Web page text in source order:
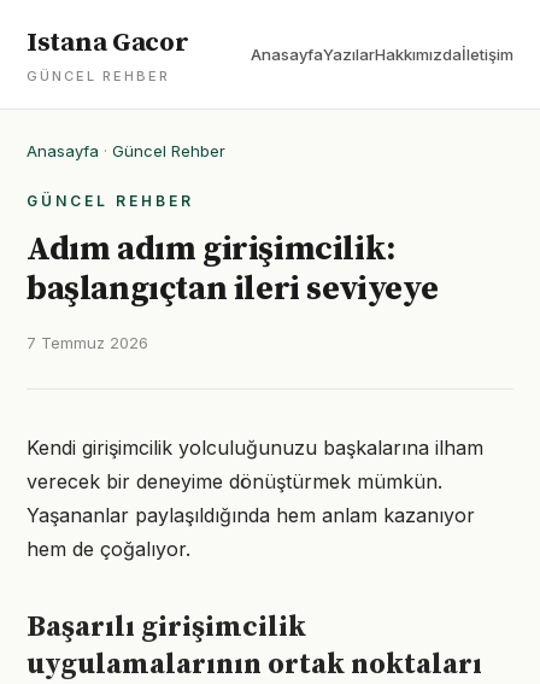
Istana Gacor
GÜNCEL REHBER
AnasayfaYazılarHakkımızdaİletişim
Anasayfa · Güncel Rehber
GÜNCEL REHBER
Adım adım girişimcilik:
başlangıçtan ileri seviyeye
7 Temmuz 2026
Kendi girişimcilik yolculuğunuzu başkalarına ilham
verecek bir deneyime dönüştürmek mümkün.
Yaşananlar paylaşıldığında hem anlam kazanıyor
hem de çoğalıyor.
Başarılı girişimcilik
uygulamalarının ortak noktaları